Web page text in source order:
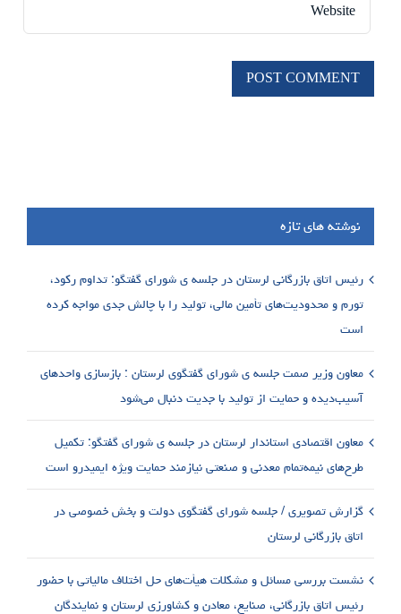
نوشته های تازه
رئیس اتاق بازرگانی لرستان در جلسه ی شورای گفتگو: تداوم رکود،
تورم و محدودیت‌های تأمین مالی، تولید را با چالش جدی مواجه کرده
است
معاون وزیر صمت جلسه ی شورای گفتگوی لرستان : بازسازی واحدهای
آسیب‌دیده و حمایت از تولید با جدیت دنبال می‌شود
معاون اقتصادی استاندار لرستان در جلسه ی شورای گفتگو: تکمیل
طرح‌های نیمه‌تمام معدنی و صنعتی نیازمند حمایت ویژه ایمیدرو است
گزارش تصویری / جلسه شورای گفتگوی دولت و بخش خصوصی در
اتاق بازرگانی لرستان
نشست بررسی مسائل و مشکلات هیأت‌های حل اختلاف مالیاتی با حضور
رئیس اتاق بازرگانی، صنایع، معادن و کشاورزی لرستان و نمایندگان